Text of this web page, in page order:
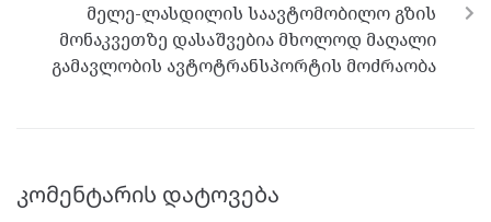
მელე-ლასდილის საავტომობილო გზის
მონაკვეთზე დასაშვებია მხოლოდ მაღალი
გამავლობის ავტოტრანსპორტის მოძრაობა
კომენტარის დატოვება